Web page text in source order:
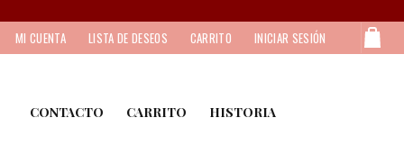
MI CUENTA LISTA DE DESEOS CARRITO INICIAR SESIÓN
CONTACTO CARRITO HISTORIA